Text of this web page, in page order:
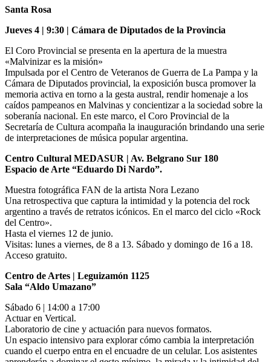
Santa Rosa
Jueves 4 | 9:30 | Cámara de Diputados de la Provincia
El Coro Provincial se presenta en la apertura de la muestra
«Malvinizar es la misión»
Impulsada por el Centro de Veteranos de Guerra de La Pampa y la
Cámara de Diputados provincial, la exposición busca promover la
memoria activa en torno a la gesta austral, rendir homenaje a los
caídos pampeanos en Malvinas y concientizar a la sociedad sobre la
soberanía nacional. En este marco, el Coro Provincial de la
Secretaría de Cultura acompaña la inauguración brindando una serie
de interpretaciones de música popular argentina.
Centro Cultural MEDASUR | Av. Belgrano Sur 180
Espacio de Arte “Eduardo Di Nardo”.
Muestra fotográfica FAN de la artista Nora Lezano
Una retrospectiva que captura la intimidad y la potencia del rock
argentino a través de retratos icónicos. En el marco del ciclo «Rock
del Centro».
Hasta el viernes 12 de junio.
Visitas: lunes a viernes, de 8 a 13. Sábado y domingo de 16 a 18.
Acceso gratuito.
Centro de Artes | Leguizamón 1125
Sala “Aldo Umazano”
Sábado 6 | 14:00 a 17:00
Actuar en Vertical.
Laboratorio de cine y actuación para nuevos formatos.
Un espacio intensivo para explorar cómo cambia la interpretación
cuando el cuerpo entra en el encuadre de un celular. Los asistentes